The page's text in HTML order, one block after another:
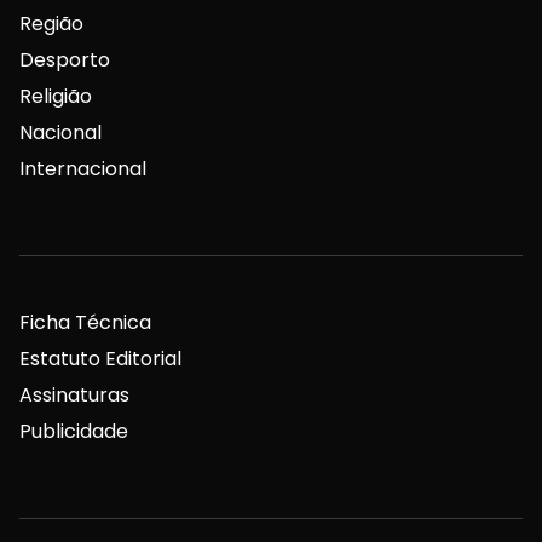
Região
Desporto
Religião
Nacional
Internacional
Ficha Técnica
Estatuto Editorial
Assinaturas
Publicidade